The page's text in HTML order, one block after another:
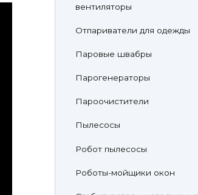
вентиляторы
Отпариватели для одежды
Паровые швабры
Парогенераторы
Пароочистители
Пылесосы
Робот пылесосы
Роботы-мойщики окон